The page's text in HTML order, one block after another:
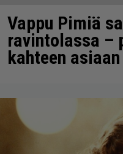
Vappu Pimiä
ravintolassa –
kahteen asiaan